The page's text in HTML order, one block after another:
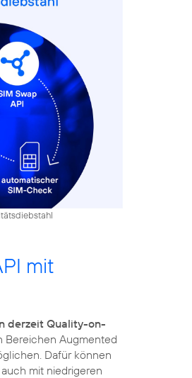
mit
derzeit Quality-on-
Bereichen Augmented
Dafür können
mit niedrigeren